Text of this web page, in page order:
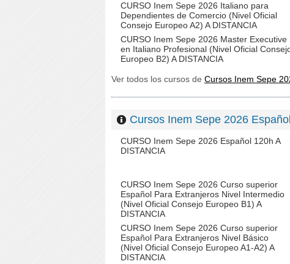
CURSO Inem Sepe 2026 Italiano para
Dependientes de Comercio (Nivel Oficial
Consejo Europeo A2) A DISTANCIA
CURSO Inem Sepe 2026 Master Executive
en Italiano Profesional (Nivel Oficial
Europeo B2) A DISTANCIA
Ver todos los cursos de Cursos Inem Sepe
Cursos Inem Sepe 2026
CURSO Inem Sepe 2026 Español 120h A
DISTANCIA
CURSO Inem Sepe 2026 Curso superior
Español Para Extranjeros Nivel Intermedio
(Nivel Oficial Consejo Europeo B1) A
DISTANCIA
CURSO Inem Sepe 2026 Curso superior
Español Para Extranjeros Nivel Básico
(Nivel Oficial Consejo Europeo A1-A2) A
DISTANCIA